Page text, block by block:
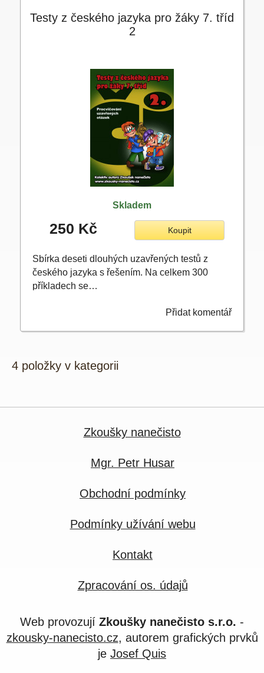
Testy z českého jazyka pro žáky 7. tříd
2
Skladem
250 Kč Koupit
Sbírka deseti dlouhých uzavřených testů z
českého jazyka s řešením. Na celkem 300
příkladech se…
Přidat komentář
4 položky v kategorii
Zkoušky nanečisto
Mgr. Petr Husar
Obchodní podmínky
Podmínky užívání webu
Kontakt
Zpracování os. údajů
Web provozují Zkoušky nanečisto s.r.o. -
zkousky-nanecisto.cz, autorem grafických prvků
je Josef Quis